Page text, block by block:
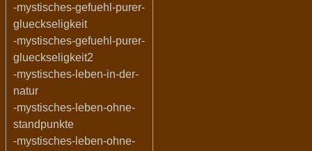
-mystisches-gefuehl-purer-
glueckseligkeit
-mystisches-gefuehl-purer-
glueckseligkeit2
-mystisches-leben-in-der-
natur
-mystisches-leben-ohne-
standpunkte
-mystisches-leben-ohne-